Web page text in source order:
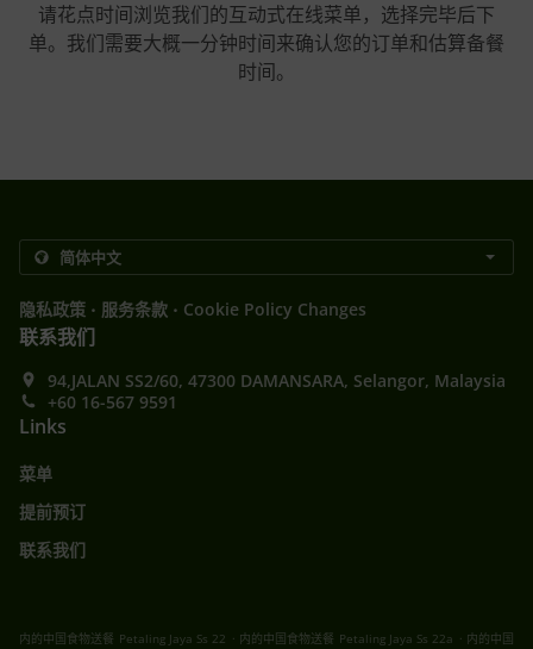
请花点时间浏览我们的互动式在线菜单，选择完毕后下
单。我们需要大概一分钟时间来确认您的订单和估算备餐
时间。
隐私政策 . 服务条款 . Cookie Policy Changes
联系我们
94,JALAN SS2/60, 47300 DAMANSARA, Selangor, Malaysia
+60 16-567 9591
Links
菜单
提前预订
联系我们
内的中国食物送餐 Petaling Jaya Ss 22 . 内的中国食物送餐 Petaling Jaya Ss 22a . 内的中国